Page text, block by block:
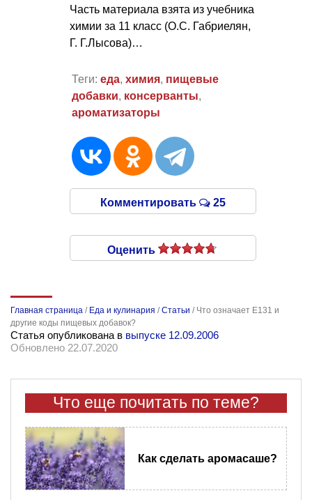
Часть материала взята из учебника
химии за 11 класс (О.С. Габриелян,
Г. Г.Лысова)…
Теги: еда, химия, пищевые
добавки, консерванты,
ароматизаторы
Комментировать 25
Оценить
Главная страница / Еда и кулинария /Статьи / Что означает Е131 и
другие коды пищевых добавок?
Статья опубликована в выпуске 12.09.2006
Обновлено 22.07.2020
Что еще почитать по теме?
Как сделать аромасаше?